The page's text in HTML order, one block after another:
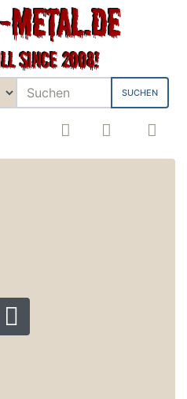
SUCHEN